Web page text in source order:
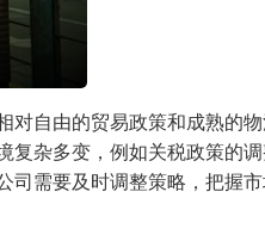
对自由的贸易政策和成熟的物
复杂多变，例如关税政策的
司需要及时调整策略，把握